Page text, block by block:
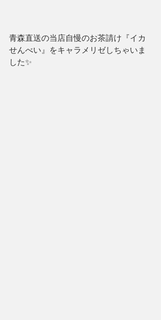
青森直送の当店自慢のお茶請け『イカ
せんべい』をキャラメリゼしちゃいま
した✨